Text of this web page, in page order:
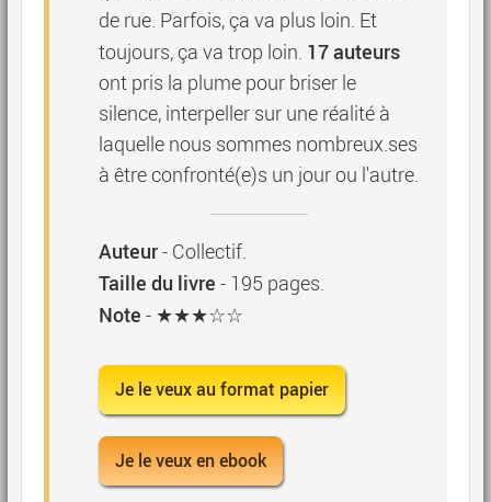
de rue. Parfois, ça va plus loin. Et
toujours, ça va trop loin. 17 auteurs
ont pris la plume pour briser le
silence, interpeller sur une réalité à
laquelle nous sommes nombreux.ses
à être confronté(e)s un jour ou l'autre.
Auteur- Collectif.
Taille du livre - 195 pages.
Note - ★★★☆☆
Je le veux au format papier
Je le veux en ebook